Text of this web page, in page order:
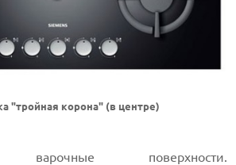
"тройная корона" (в центре)
варочные поверхности.